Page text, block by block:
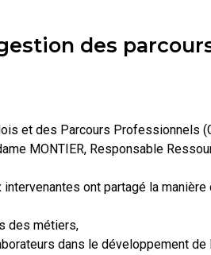
des
et des Parcours Professionnels
MONTIER, Responsable
ont partagé la manière
des métiers,
dans le développement